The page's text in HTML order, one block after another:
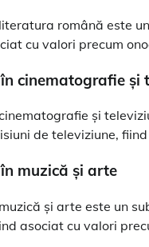
română este
cu valori precum
cinematografie și
și
de televiziune,
muzică și arte
și arte este un
asociat cu valori